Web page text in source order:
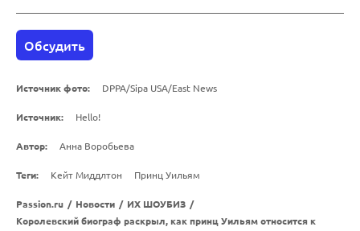
Обсудить
Источник фото: DPPA/Sipa USA/East News
Источник: Hello!
Автор: Анна Воробьева
Теги: Кейт Миддлтон Принц Уильям
Passion.ru / Новости / ИХ ШОУБИЗ /
Королевский биограф раскрыл, как принц Уильям относится к